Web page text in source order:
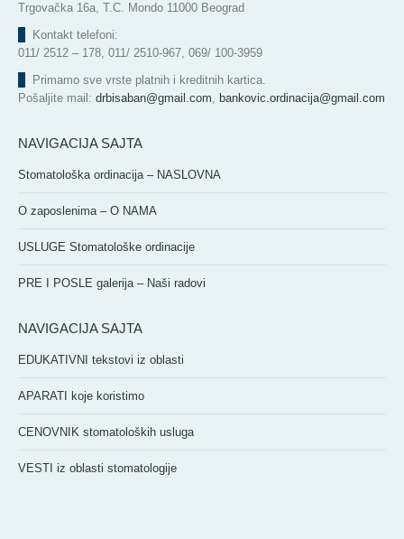
Trgovačka 16a, T.C. Mondo 11000 Beograd
Kontakt telefoni:
011/ 2512 – 178, 011/ 2510-967, 069/ 100-3959
Primamo sve vrste platnih i kreditnih kartica.
Pošaljite mail: drbisaban@gmail.com, bankovic.ordinacija@gmail.com
NAVIGACIJA SAJTA
Stomatološka ordinacija – NASLOVNA
O zaposlenima – O NAMA
USLUGE Stomatološke ordinacije
PRE I POSLE galerija – Naši radovi
NAVIGACIJA SAJTA
EDUKATIVNI tekstovi iz oblasti
APARATI koje koristimo
CENOVNIK stomatoloških usluga
VESTI iz oblasti stomatologije